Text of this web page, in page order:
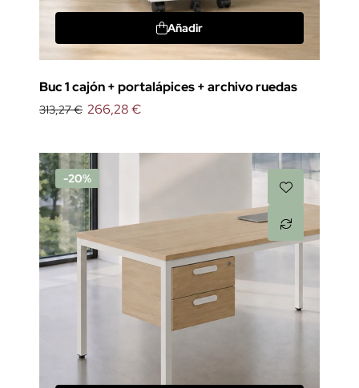
Añadir
Buc 1 cajón + portalápices + archivo ruedas
313,27 € 266,28 €
-20%